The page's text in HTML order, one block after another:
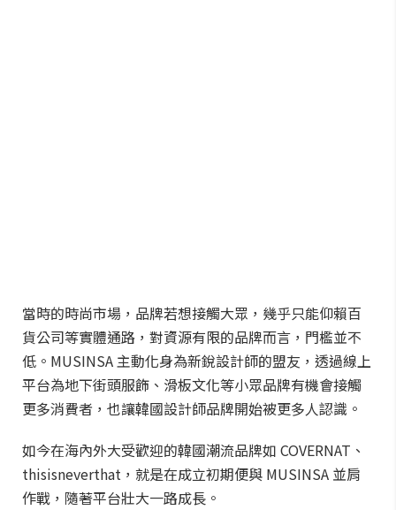
當時的時尚市場，品牌若想接觸大眾，幾乎只能仰賴百
貨公司等實體通路，對資源有限的品牌而言，門檻並不
低。MUSINSA 主動化身為新銳設計師的盟友，透過線上
平台為地下街頭服飾、滑板文化等小眾品牌有機會接觸
更多消費者，也讓韓國設計師品牌開始被更多人認識。
如今在海內外大受歡迎的韓國潮流品牌如 COVERNAT、
thisisneverthat，就是在成立初期便與 MUSINSA 並肩
作戰，隨著平台壯大一路成長。